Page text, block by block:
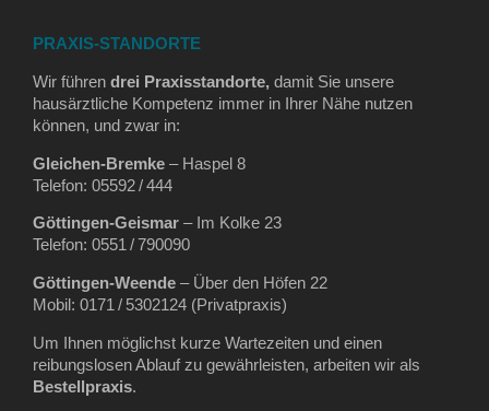
PRAXIS-STANDORTE
Wir führen drei Praxisstandorte, damit Sie unsere
hausärztliche Kompetenz immer in Ihrer Nähe nutzen
können, und zwar in:
Gleichen‑Bremke – Haspel 8
Telefon: 05592 / 444
Göttingen‑Geismar – Im Kolke 23
Telefon: 0551 / 790090
Göttingen‑Weende – Über den Höfen 22
Mobil: 0171 / 5302124 (Privatpraxis)
Um Ihnen möglichst kurze Wartezeiten und einen
reibungslosen Ablauf zu gewährleisten, arbeiten wir als
Bestellpraxis.